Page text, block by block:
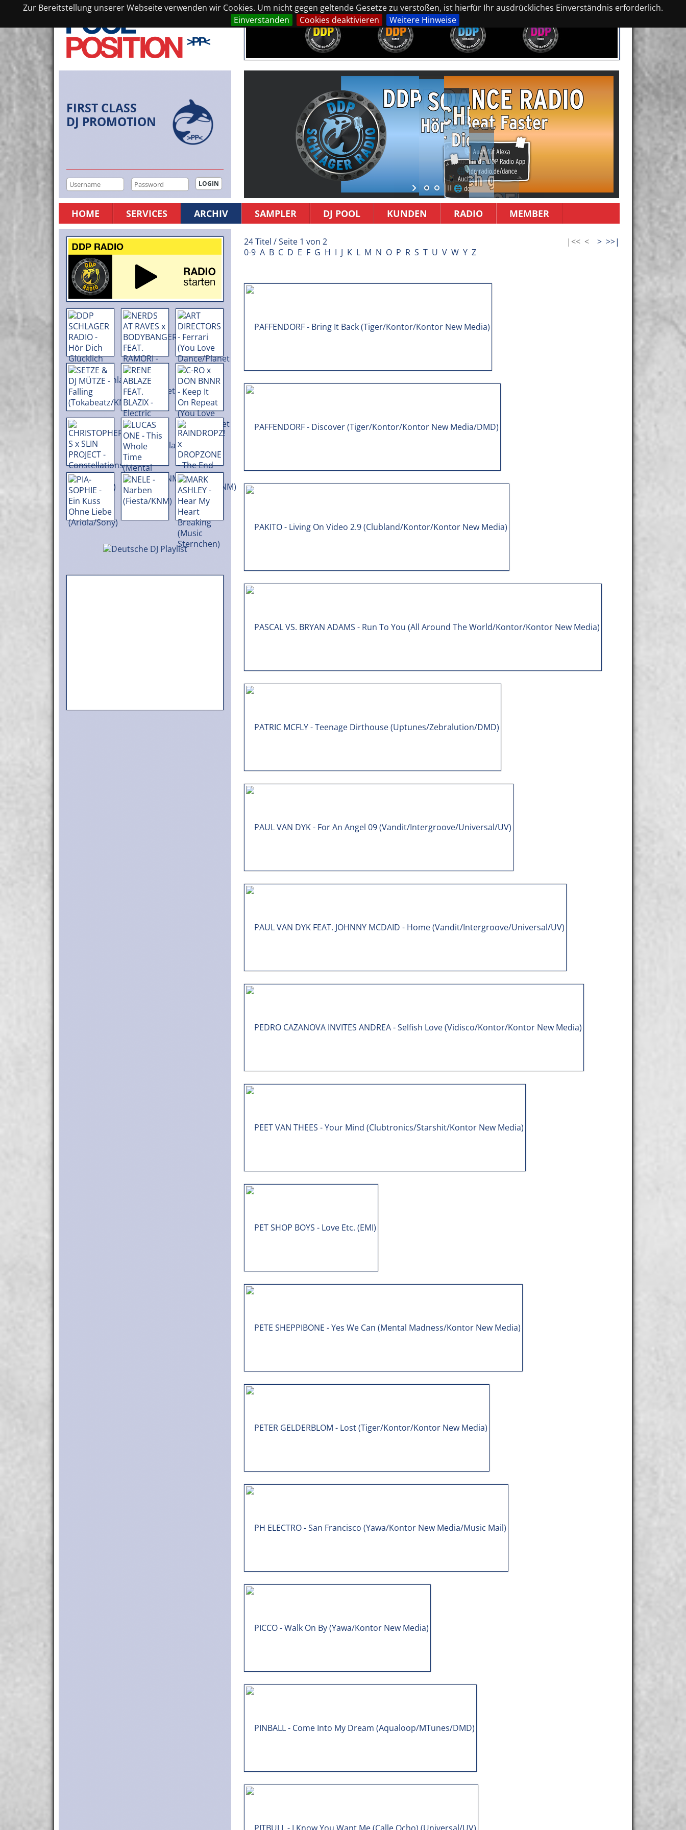
Zur Bereitstellung unserer Webseite verwenden wir Cookies. Um nicht gegen geltende Gesetze zu verstoßen, ist hierfür Ihr ausdrückliches Einverständnis erforderlich.
Einverstanden
Cookies deaktivieren Weitere Hinweise
FIRST CLASS
DJ PROMOTION
HOME SERVICES ARCHIV SAMPLER DJ POOL KUNDEN RADIO MEMBER
24 Titel / Seite 1 von 2 |<< < > >>|
0-9 A B C D E F G H I J K L M N O P R S T U V W Y Z